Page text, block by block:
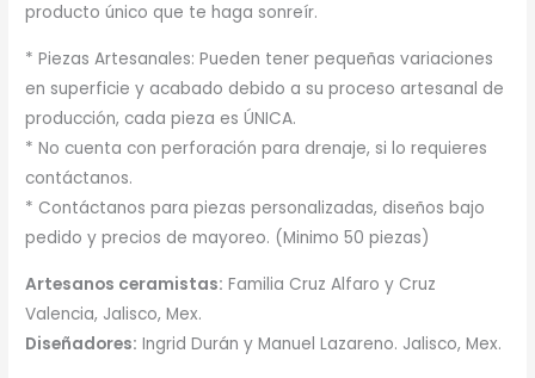
producto único que te haga sonreír.
* Piezas Artesanales: Pueden tener pequeñas variaciones
en superficie y acabado debido a su proceso artesanal de
producción, cada pieza es ÚNICA.
* No cuenta con perforación para drenaje, si lo requieres
contáctanos.
* Contáctanos para piezas personalizadas, diseños bajo
pedido y precios de mayoreo. (Minimo 50 piezas)
Artesanos ceramistas: Familia Cruz Alfaro y Cruz
Valencia, Jalisco, Mex.
Diseñadores: Ingrid Durán y Manuel Lazareno. Jalisco, Mex.